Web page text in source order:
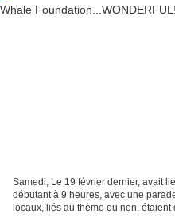
Samedi, Le 19 février dernier, avait
débutant à 9 heures, avec une
locaux, liés au thème ou non, étaient